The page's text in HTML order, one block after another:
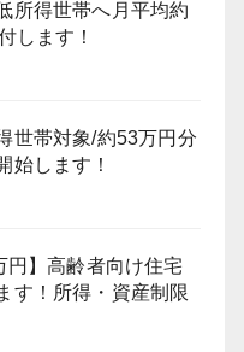
所得世帯へ月平均約
します！
世帯対象/約53万円分
始します！
円】高齢者向け住宅
す！所得・資産制限